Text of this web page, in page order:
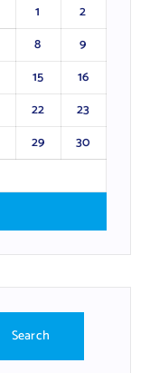
1
2
8
9
15
16
22
23
29
30